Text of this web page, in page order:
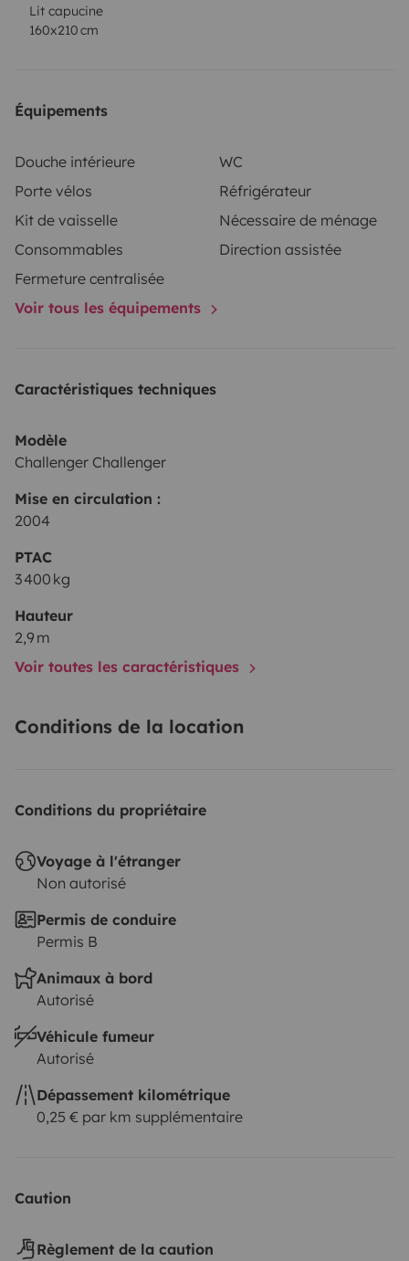
Lit capucine
160x210 cm
Équipements
Douche intérieure
WC
Porte vélos
Réfrigérateur
Kit de vaisselle
Nécessaire de ménage
Consommables
Direction assistée
Fermeture centralisée
Voir tous les équipements
Caractéristiques techniques
Modèle
Challenger Challenger
Mise en circulation :
2004
PTAC
3 400 kg
Hauteur
2,9 m
Voir toutes les caractéristiques
Conditions de la location
Conditions du propriétaire
Voyage à l'étranger
Non autorisé
Permis de conduire
Permis B
Animaux à bord
Autorisé
Véhicule fumeur
Autorisé
Dépassement kilométrique
0,25 € par km supplémentaire
Caution
Règlement de la caution